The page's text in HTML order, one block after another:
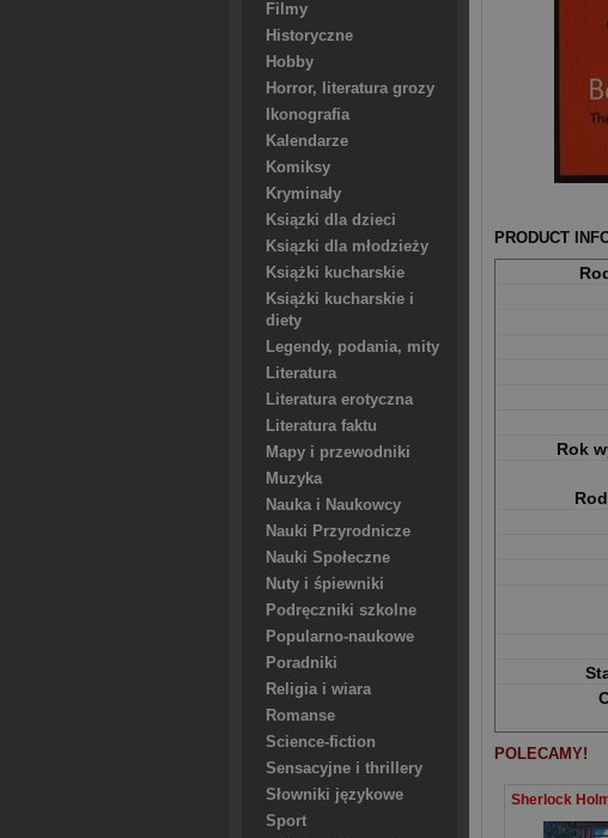
Filmy
Historyczne
Hobby
Horror, literatura grozy
Ikonografia
Kalendarze
Komiksy
Kryminały
Ksiązki dla dzieci
Ksiązki dla młodzieży
Książki kucharskie
Książki kucharskie i
diety
Legendy, podania, mity
Literatura
Literatura erotyczna
Literatura faktu
Mapy i przewodniki
Muzyka
Nauka i Naukowcy
Nauki Przyrodnicze
Nauki Społeczne
Nuty i śpiewniki
Podręczniki szkolne
Popularno-naukowe
Poradniki
Religia i wiara
Romanse
Science-fiction
Sensacyjne i thrillery
Słowniki językowe
Sport
PRODUCT
Rok
POLECAMY!